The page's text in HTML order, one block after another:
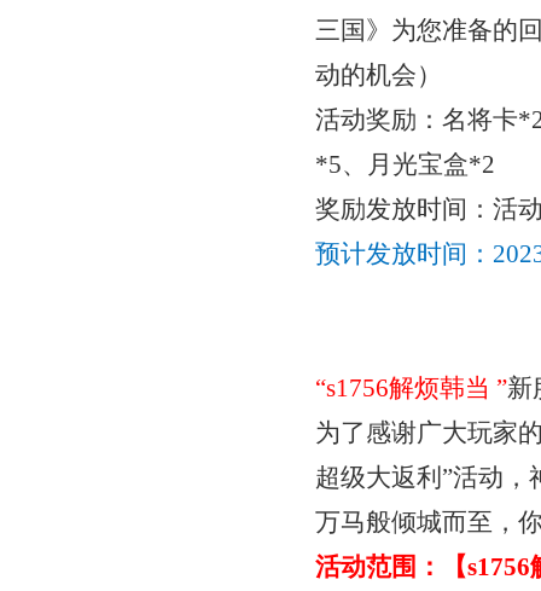
三国》为您准备的
动的机会）
活动奖励：名将卡
*5、月光宝盒*2
奖励发放时间：活
预计发放时间：
“s1756解烦韩当”新
为了感谢广大玩家
超级大返利 ”活动，
万马般倾城而至，
活动范围：【